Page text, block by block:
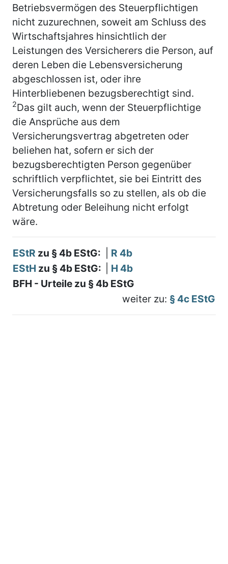
Betriebsvermögen des Steuerpflichtigen
nicht zuzurechnen, soweit am Schluss des
Wirtschaftsjahres hinsichtlich der
Leistungen des Versicherers die Person, auf
deren Leben die Lebensversicherung
abgeschlossen ist, oder ihre
Hinterbliebenen bezugsberechtigt sind.
2Das gilt auch, wenn der Steuerpflichtige
die Ansprüche aus dem
Versicherungsvertrag abgetreten oder
beliehen hat, sofern er sich der
bezugsberechtigten Person gegenüber
schriftlich verpflichtet, sie bei Eintritt des
Versicherungsfalls so zu stellen, als ob die
Abtretung oder Beleihung nicht erfolgt
wäre.
EStR zu § 4b EStG:
R 4b
EStH zu § 4b EStG:
H 4b
BFH - Urteile zu § 4b EStG
weiter zu: § 4c EStG